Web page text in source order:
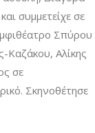
συμμετείχε σε
Σπύρου
Καζάκου, Αλίκης
σε
Σκηνοθέτησε